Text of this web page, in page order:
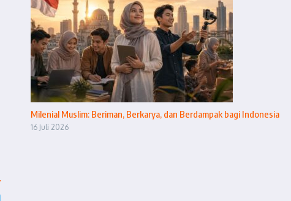
Milenial Muslim: Beriman, Berkarya, dan Berdampak bagi Indonesia
16 Juli 2026